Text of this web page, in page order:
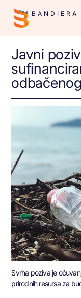
BANDIERA
Javni
Svrha poziva je
prirodnih resursa za